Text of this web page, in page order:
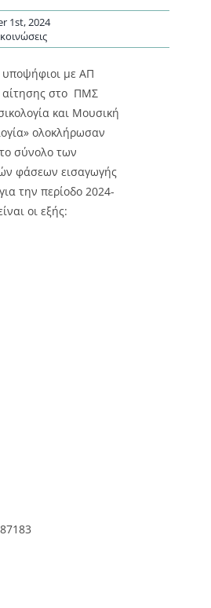
1st, 2024
υποψήφιοι με ΑΠ
αίτησης στο ΠΜΣ
και Μουσική
ολοκλήρωσαν
σύνολο των
φάσεων εισαγωγής
την περίοδο 2024-
οι εξής: